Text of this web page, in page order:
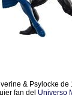
& Psylocke
fan del Universo